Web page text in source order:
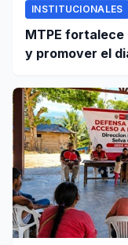
INSTITUCIONALES
MTPE fortalece
y promover el